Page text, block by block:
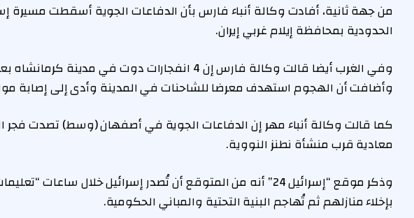
من جهة ثانية، أفادت وكالة أنباء فارس بأن الدفاعات الجوية أسقطت مسيرة
الحدودية بمحافظة إيلام غربي إيران.
وفي الغرب أيضا قالت وكالة فارس إن 4 انفجارات دوت في
وأضافت أن الهجوم استهدف معرضا للشاحنات في المدينة وأدى إلى إصابة
كما قالت وكالة أنباء مهر إن الدفاعات الجوية في أصفهان (وسط) تصدت فجر
معادية قرب منشأة نطنز النووية.
وذكر موقع “إسرائيل 24” أنه من المتوقع أن تُصدر إسرائيل خلال ساعات
بإخلاء منازلهم ثم تُهاجم البنية التحتية والمباني الحكومية.